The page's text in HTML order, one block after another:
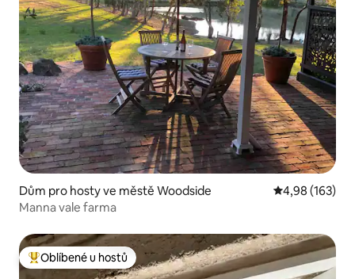
Dům pro hosty ve městě Woodside Průměrné
4,98 (163)
Manna vale farma
Nejlepší v kategorii Oblíbené u hostů
Oblíbené u hostů